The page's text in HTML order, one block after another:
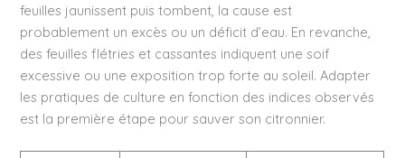
feuilles jaunissent puis tombent, la cause est
probablement un excès ou un déficit d’eau. En revanche,
des feuilles flétries et cassantes indiquent une soif
excessive ou une exposition trop forte au soleil. Adapter
les pratiques de culture en fonction des indices observés
est la première étape pour sauver son citronnier.